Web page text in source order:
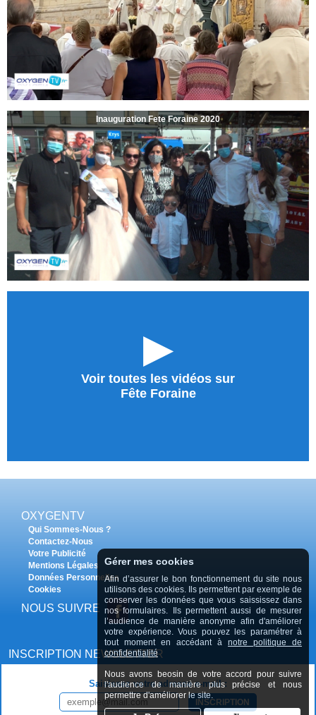
Inauguration Fete Foraine 2020
►
Voir toutes les vidéos sur
Fête Foraine
OXYGENTV
Qui Sommes-Nous ?
Contactez-Nous
Votre Publicité
Mentions Légales
Données Personnelles
Cookies
NOUS SUIVRE
INSCRIPTION NEWSLETTER
Saisissez votre adresse e-mail :
INSCRIPTION
Gérer mes cookies
Afin d’assurer le bon fonctionnement du site nous
utilisons des cookies. Ils permettent par exemple de
conserver les données que vous saississez dans
nos formulaires. Ils permettent aussi de mesurer
l’audience de manière anonyme afin d'améliorer
votre expérience. Vous pouvez les paramétrer à
tout moment en accédant à notre politique de
confidentialité
Nous avons beosin de votre accord pour suivre
l'audience de manière plus précise et nous
permettre d'améliorer le site.